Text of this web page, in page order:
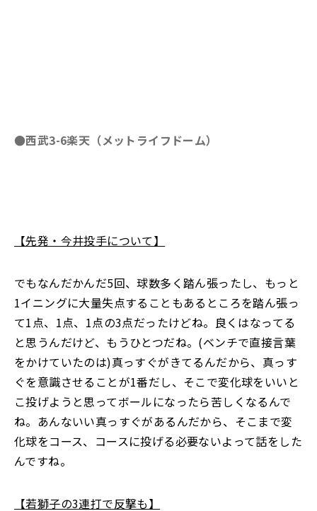
●西武3-6楽天（メットライフドーム）
【先発・今井投手について】
でもなんだかんだ5回、球数多く踏ん張ったし、もっと
1イニングに大量失点することもあるところを踏ん張っ
て1点、1点、1点の3点だったけどね。良くはなってる
と思うんだけど、もうひとつだね。(ベンチで直接言葉
をかけていたのは)真っすぐがきてるんだから、真っす
ぐを意識させることが1番だし、そこで変化球をいいと
こ投げようと思ってボールになったら苦しくなるんで
ね。あんないい真っすぐがあるんだから、そこまで変
化球をコース、コースに投げる必要ないよって話をした
んですね。
【若獅子の3連打で反撃も】